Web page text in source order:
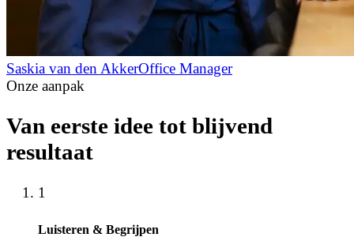
Saskia van den AkkerOffice Manager
Onze aanpak
Van eerste idee tot blijvend
resultaat
1
Luisteren & Begrijpen